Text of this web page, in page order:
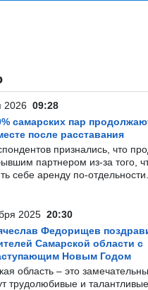
2026 09:28
самарских пар
после расставания
признались, что
партнером из-за того,
себе аренду по-отдельности.
2025 20:30
Федорищев
Самарской области с
Новым Годом
область – это
трудолюбивые и